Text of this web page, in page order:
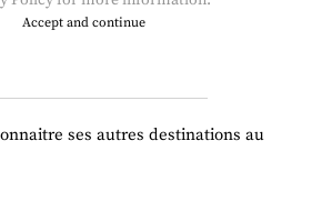
Accept and continue
ses autres destinations au